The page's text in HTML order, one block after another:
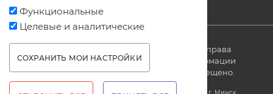
© ОДО «Точно-вовремя» 2007-2026. Все права
защищены, любое использование информации
без ссылки на источник produkt.by запрещено.
Юридический адрес: Республика Беларусь, 220005, г. Минск,
Функциональные
Целевые и аналитические
СОХРАНИТЬ МОИ НАСТРОЙКИ
WITHDRAW CONSENT